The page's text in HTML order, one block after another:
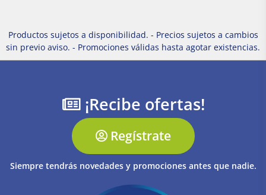
Productos sujetos a disponibilidad. - Precios sujetos a cambios
sin previo aviso. - Promociones válidas hasta agotar existencias.
¡Recibe ofertas!
Regístrate
Siempre tendrás novedades y promociones antes que nadie.